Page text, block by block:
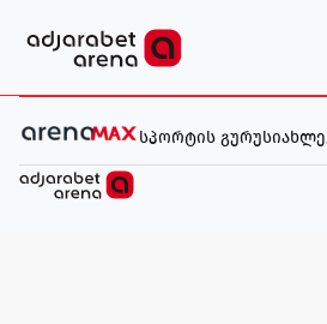
სპორტის გურუ